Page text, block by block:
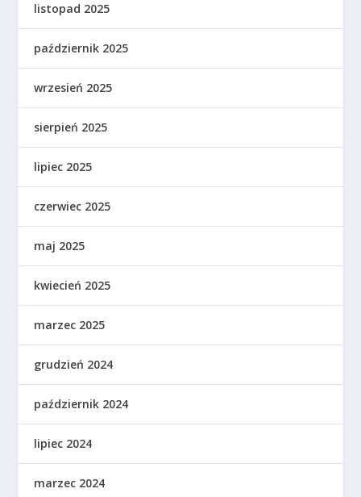
listopad 2025
październik 2025
wrzesień 2025
sierpień 2025
lipiec 2025
czerwiec 2025
maj 2025
kwiecień 2025
marzec 2025
grudzień 2024
październik 2024
lipiec 2024
marzec 2024